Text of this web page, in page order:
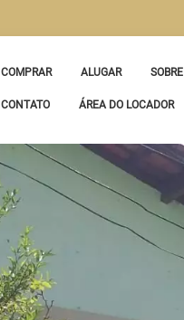
COMPRAR ALUGAR SOBRE
CONTATO ÁREA DO LOCADOR